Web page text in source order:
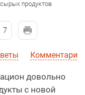
продуктов
7
Комментарии
довольно
с новой